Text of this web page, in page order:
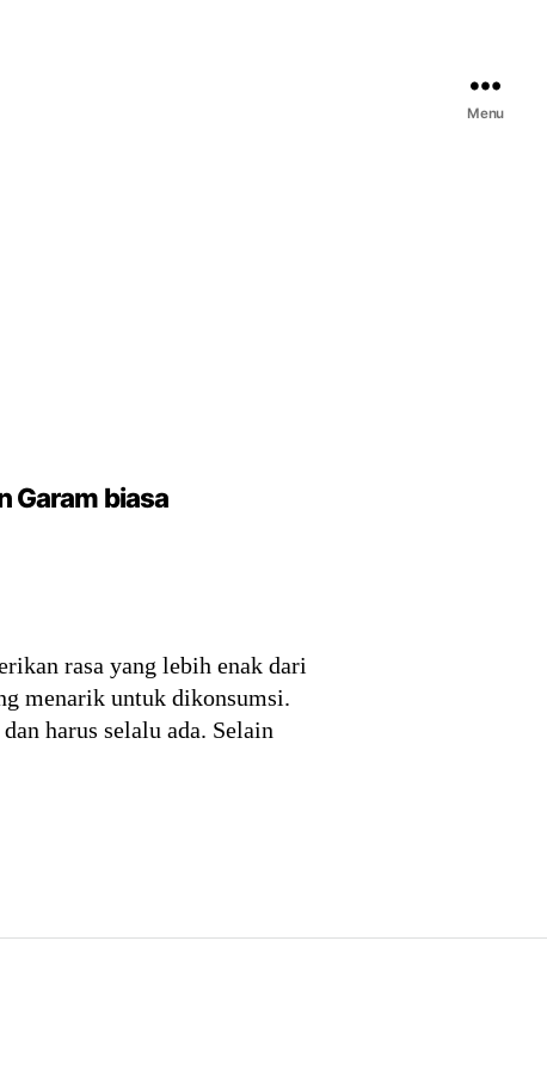
Menu
Garam biasa
rasa yang lebih enak dari
menarik untuk dikonsumsi.
harus selalu ada. Selain